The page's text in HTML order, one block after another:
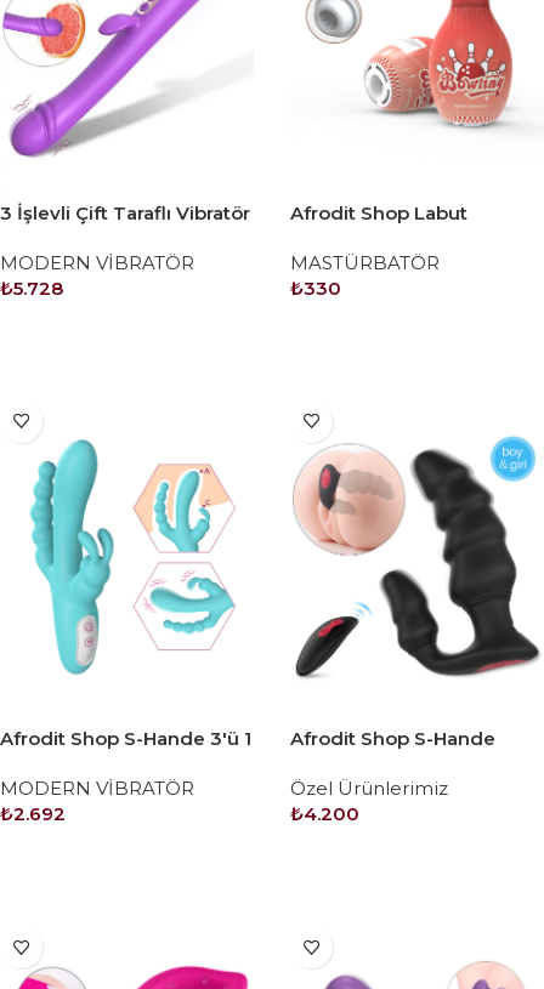
3 İşlevli Çift Taraflı Vibratör
MODERN VİBRATÖR
₺5.728
Afrodit Shop Labut
MASTÜRBATÖR
₺330
Afrodit Shop S-Hande 3'ü 1
Mavi
MODERN VİBRATÖR
₺2.692
Afrodit Shop S-Hande
Fonksiyonlu Titreşimli
Şarjlı Double Vibratör
Özel Ürünlerimiz
₺4.200